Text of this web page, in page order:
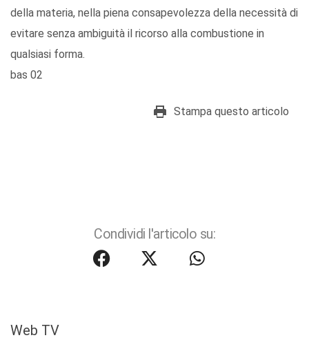
della materia, nella piena consapevolezza della necessità di
evitare senza ambiguità il ricorso alla combustione in
qualsiasi forma.
bas 02
Stampa questo articolo
Condividi l'articolo su:
Web TV